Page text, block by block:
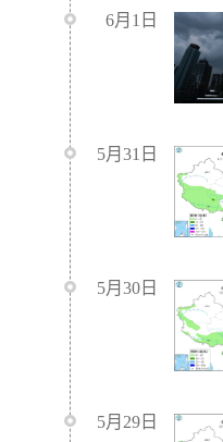
6月1日
5月31日
5月30日
5月29日